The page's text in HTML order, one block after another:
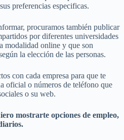
preferencias especificas.
procuramos también publicar
por diferentes universidades
modalidad online y que son
la elección de las personas.
con cada empresa para que te
oficial o números de teléfono que
o su web.
mostrarte opciones de empleo,